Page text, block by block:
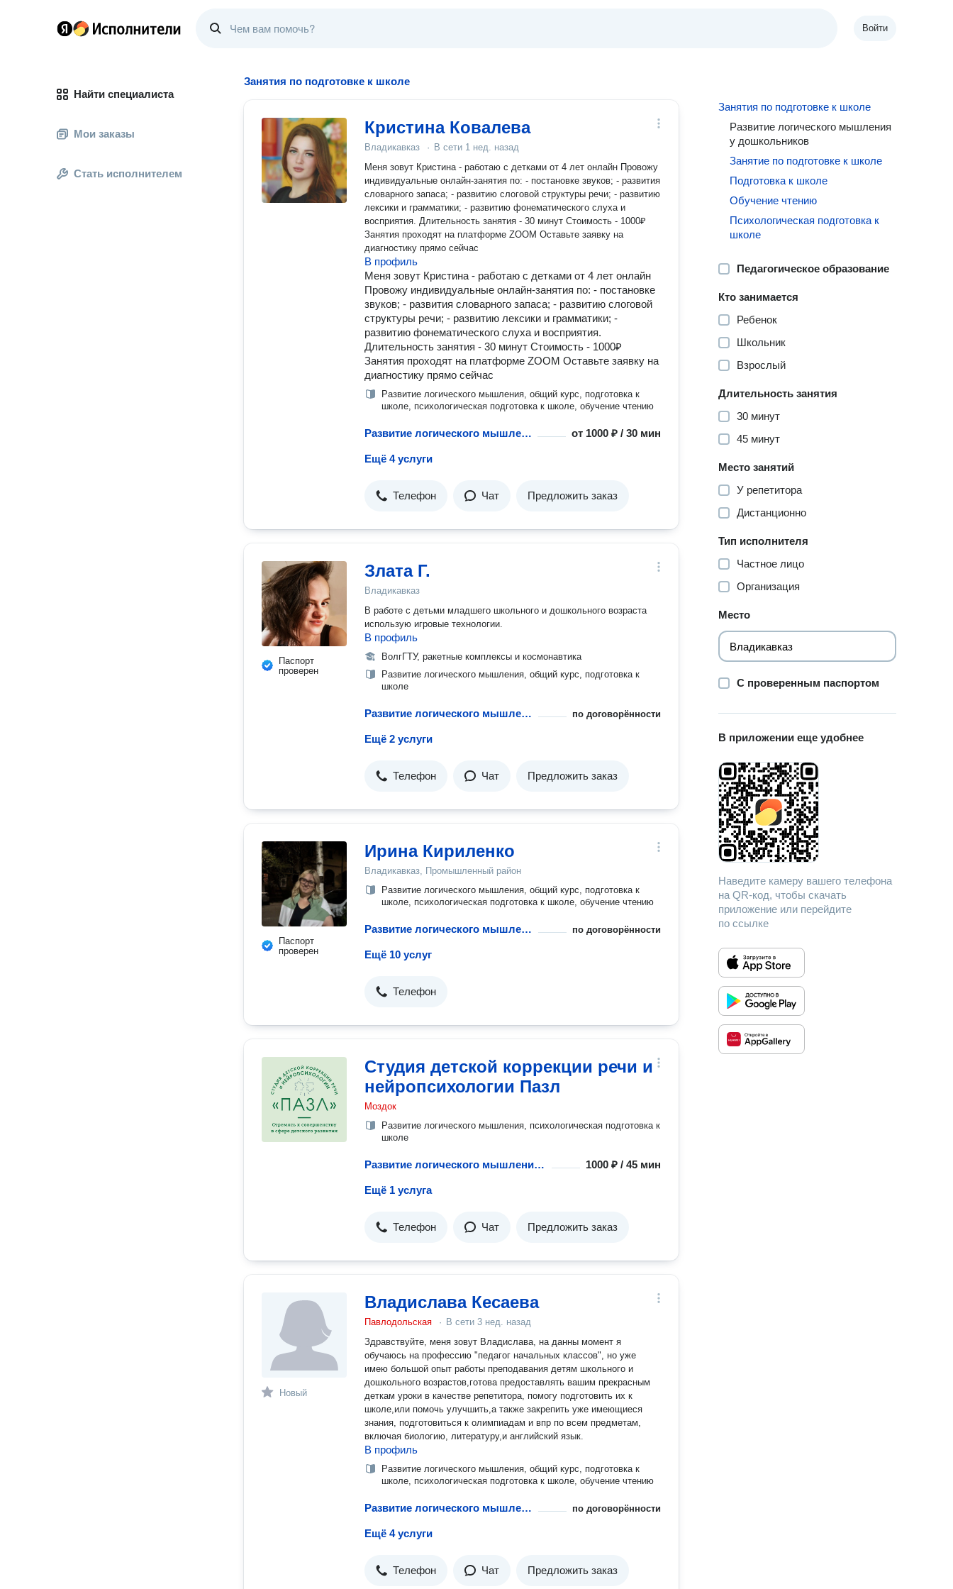
Войти
Найти специалиста
Мои заказы
Стать исполнителем
Занятия по подготовке к школе
Кристина Ковалева
Владикавказ · В сети 1 нед. назад
Меня зовут Кристина - работаю с детками от 4 лет онлайн Провожу
индивидуальные онлайн-занятия по: - постановке звуков; - развития
словарного запаса; - развитию слоговой структуры речи; - развитию
лексики и грамматики; - развитию фонематического слуха и
восприятия. Длительность занятия - 30 минут Стоимость - 1000₽
Занятия проходят на платформе ZOOM Оставьте заявку на
диагностику прямо сейчас
В профиль
Меня зовут Кристина - работаю с детками от 4 лет онлайн
Провожу индивидуальные онлайн-занятия по: - постановке
звуков; - развития словарного запаса; - развитию слоговой
структуры речи; - развитию лексики и грамматики; -
развитию фонематического слуха и восприятия.
Длительность занятия - 30 минут Стоимость - 1000₽
Занятия проходят на платформе ZOOM Оставьте заявку на
диагностику прямо сейчас
Развитие логического мышления, общий курс, подготовка к
школе, психологическая подготовка к школе, обучение чтению
Развитие логического мышления у дошкольников от 1000 ₽ / 30 мин
Ещё 4 услуги
Телефон Чат Предложить заказ
Паспорт
проверен
Злата Г.
Владикавказ
В работе с детьми младшего школьного и дошкольного возраста
использую игровые технологии.
В профиль
ВолгГТУ, ракетные комплексы и космонавтика
Развитие логического мышления, общий курс, подготовка к
школе
Развитие логического мышления у дошкольников по договорённости
Ещё 2 услуги
Телефон Чат Предложить заказ
Паспорт
проверен
Ирина Кириленко
Владикавказ, Промышленный район
Развитие логического мышления, общий курс, подготовка к
школе, психологическая подготовка к школе, обучение чтению
Развитие логического мышления у дошкольников по договорённости
Ещё 10 услуг
Телефон
Студия детской коррекции речи и
нейропсихологии Пазл
Моздок
Развитие логического мышления, психологическая подготовка к
школе
Развитие логического мышления у дошкольников 1000 ₽ / 45 мин
Ещё 1 услуга
Телефон Чат Предложить заказ
Новый
Владислава Кесаева
Павлодольская · В сети 3 нед. назад
Здравствуйте, меня зовут Владислава, на данны момент я
обучаюсь на профессию "педагог начальных классов", но уже
имею большой опыт работы преподавания детям школьного и
дошкольного возрастов,готова предоставлять вашим прекрасным
деткам уроки в качестве репетитора, помогу подготовить их к
школе,или помочь улучшить,а также закрепить уже имеющиеся
знания, подготовиться к олимпиадам и впр по всем предметам,
включая биологию, литературу,и английский язык.
В профиль
Развитие логического мышления, общий курс, подготовка к
школе, психологическая подготовка к школе, обучение чтению
Развитие логического мышления у дошкольников по договорённости
Ещё 4 услуги
Телефон Чат Предложить заказ
Занятия по подготовке к школе
Развитие логического мышления
у дошкольников
Занятие по подготовке к школе
Подготовка к школе
Обучение чтению
Психологическая подготовка к
школе
Педагогическое образование
Кто занимается
Ребенок
Школьник
Взрослый
Длительность занятия
30 минут
45 минут
Место занятий
У репетитора
Дистанционно
Тип исполнителя
Частное лицо
Организация
Место
С проверенным паспортом
В приложении еще удобнее
Наведите камеру вашего телефона
на QR-код, чтобы скачать
приложение или перейдите
по ссылке